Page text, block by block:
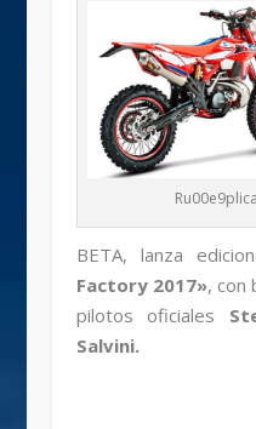
BETA, lanza
Factory 2017», con
pilotos oficiales
Salvini.